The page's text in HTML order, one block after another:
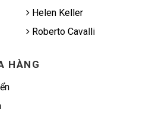
Helen Keller
Roberto Cavalli
HÀNG